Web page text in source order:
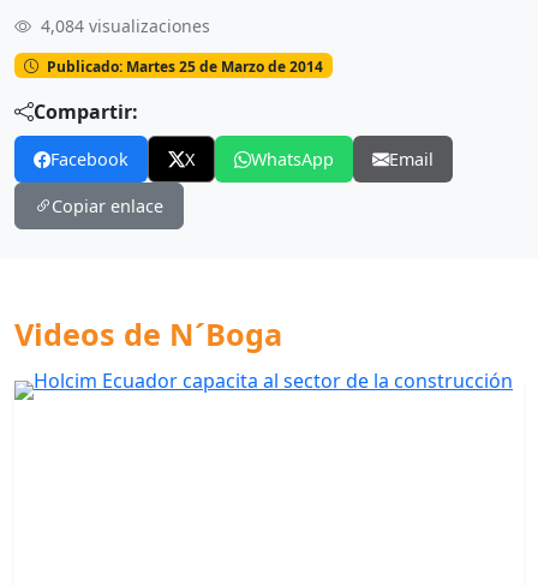
Pormenores Salinas Fashion Weekend
4,084 visualizaciones
Publicado: Martes 25 de Marzo de 2014
Compartir:
Facebook X WhatsApp Email
Copiar enlace
Videos de N´Boga